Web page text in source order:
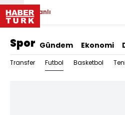
Canlı
Spor Gündem Ekonomi
Transfer Futbol Basketbol